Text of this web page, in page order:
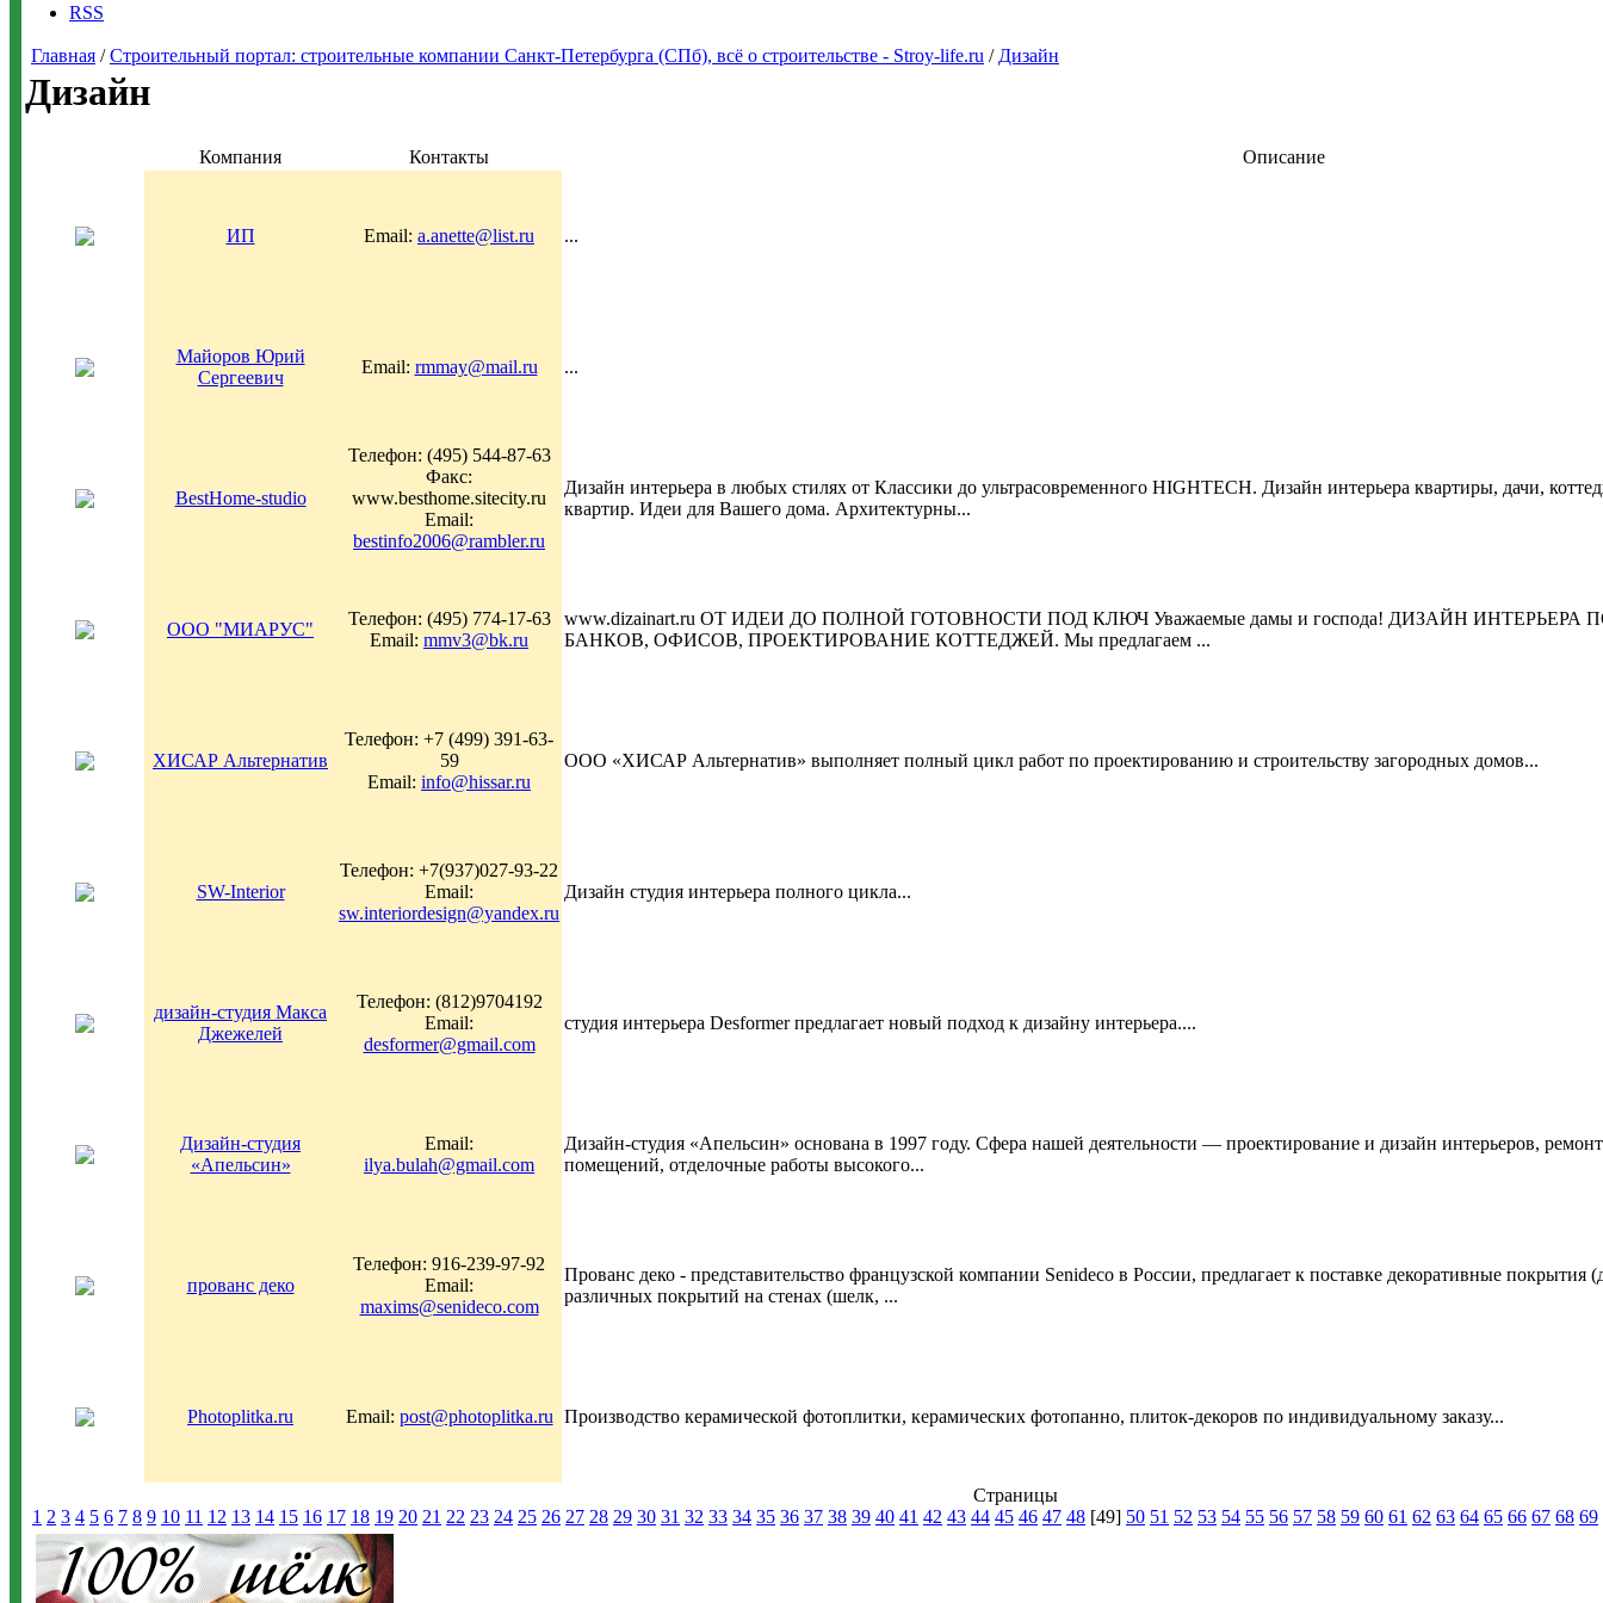
RSS
Главная /Строительный портал: строительные компании Санкт-Петербурга (СПб), всё о строительстве - Stroy-life.ru / Дизайн
Дизайн
Компания Контакты Описание
ИП Email: a.anette@list.ru ...
Майоров Юрий
Сергеевич
Email: rmmay@mail.ru ...
BestHome-studio
Телефон: (495) 544-87-63
Факс:
www.besthome.sitecity.ru
Email:
bestinfo2006@rambler.ru
Дизайн интерьера в любых стилях от Классики до ультрасовременного HIGHTECH. Дизайн интерьера квартиры, дачи,
квартир. Идеи для Вашего дома. Архитектурны...
ООО "МИАРУС"
Телефон: (495) 774-17-63
Email: mmv3@bk.ru
www.dizainart.ru ОТ ИДЕИ ДО ПОЛНОЙ ГОТОВНОСТИ ПОД КЛЮЧ Уважаемые дамы и господа! ДИЗАЙН
БАНКОВ, ОФИСОВ, ПРОЕКТИРОВАНИЕ КОТТЕДЖЕЙ. Мы предлагаем ...
ХИСАР Альтернатив
Телефон: +7 (499) 391-63-
59
Email: info@hissar.ru
ООО «ХИСАР Альтернатив» выполняет полный цикл работ по проектированию и строительству загородных домов...
SW-Interior
Телефон: +7(937)027-93-22
Email:
sw.interiordesign@yandex.ru
Дизайн студия интерьера полного цикла...
дизайн-студия Макса
Джежелей
Телефон: (812)9704192
Email:
desformer@gmail.com
студия интерьера Desformer предлагает новый подход к дизайну интерьера....
Дизайн-студия
«Апельсин»
Email:
ilya.bulah@gmail.com
Дизайн-студия «Апельсин» основана в 1997 году. Сфера нашей деятельности — проектирование и дизайн интерьеров,
помещений, отделочные работы высокого...
прованс деко
Телефон: 916-239-97-92
Email:
maxims@senideco.com
Прованс деко - представительство французской компании Senideco в России, предлагает к поставке декоративные покрытия
различных покрытий на стенах (шелк, ...
Photoplitka.ru Email: post@photoplitka.ru Производство керамической фотоплитки, керамических фотопанно, плиток-декоров по индивидуальному заказу...
Страницы
1 2 3 4 5 6 7 8 9 10 11 12 13 14 15 16 17 18 19 20 21 22 23 24 25 26 27 28 29 30 31 32 33 34 35 36 37 38 39 40 41 42 43 44 45 46 47 48 [49] 50 51 52 53 54 55 56 57 58 59 60 61 62 63 64 65 66 67 68 69